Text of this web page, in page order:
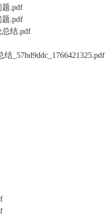
.pdf
.pdf
结.pdf